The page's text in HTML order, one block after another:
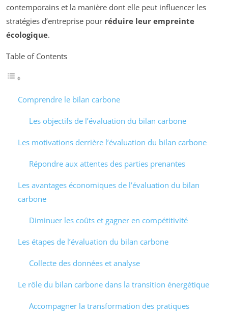
contemporains et la manière dont elle peut influencer les
stratégies d’entreprise pour réduire leur empreinte
écologique.
Table of Contents
Comprendre le bilan carbone
Les objectifs de l’évaluation du bilan carbone
Les motivations derrière l’évaluation du bilan carbone
Répondre aux attentes des parties prenantes
Les avantages économiques de l’évaluation du bilan
carbone
Diminuer les coûts et gagner en compétitivité
Les étapes de l’évaluation du bilan carbone
Collecte des données et analyse
Le rôle du bilan carbone dans la transition énergétique
Accompagner la transformation des pratiques